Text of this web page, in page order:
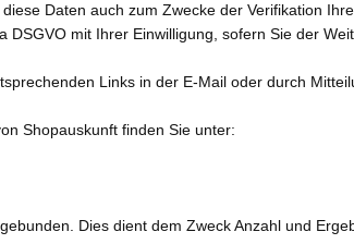
Daten auch zum Zwecke der Verifikation
DSGVO mit Ihrer Einwilligung, sofern Sie der
Links in der E-Mail oder durch
Shopauskunft finden Sie unter:
Dies dient dem Zweck Anzahl und